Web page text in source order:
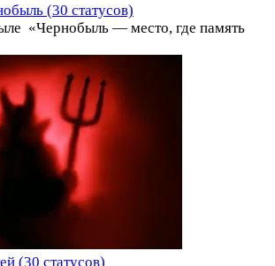
(30 статусов)
«Чернобыль — место, где память
(30 статусов)